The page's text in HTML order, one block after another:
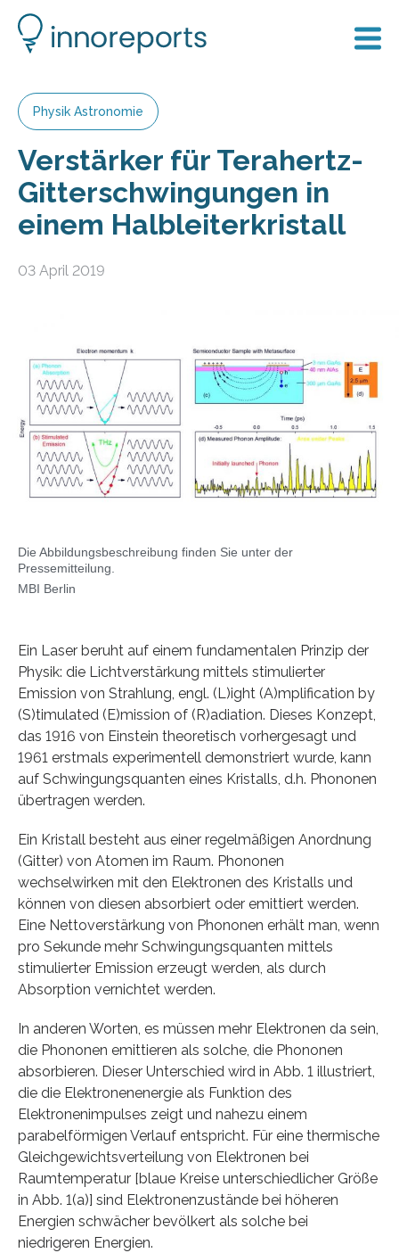
Physik Astronomie
Verstärker für Terahertz-
Gitterschwingungen in
einem Halbleiterkristall
03 April 2019
Die Abbildungsbeschreibung finden Sie unter der
Pressemitteilung.
MBI Berlin
Ein Laser beruht auf einem fundamentalen Prinzip der
Physik: die Lichtverstärkung mittels stimulierter
Emission von Strahlung, engl. (L)ight (A)mplification by
(S)timulated (E)mission of (R)adiation. Dieses Konzept,
das 1916 von Einstein theoretisch vorhergesagt und
1961 erstmals experimentell demonstriert wurde, kann
auf Schwingungsquanten eines Kristalls, d.h. Phononen
übertragen werden.
Ein Kristall besteht aus einer regelmäßigen Anordnung
(Gitter) von Atomen im Raum. Phononen
wechselwirken mit den Elektronen des Kristalls und
können von diesen absorbiert oder emittiert werden.
Eine Nettoverstärkung von Phononen erhält man, wenn
pro Sekunde mehr Schwingungsquanten mittels
stimulierter Emission erzeugt werden, als durch
Absorption vernichtet werden.
In anderen Worten, es müssen mehr Elektronen da sein,
die Phononen emittieren als solche, die Phononen
absorbieren. Dieser Unterschied wird in Abb. 1 illustriert,
die die Elektronenenergie als Funktion des
Elektronenimpulses zeigt und nahezu einem
parabelförmigen Verlauf entspricht. Für eine thermische
Gleichgewichtsverteilung von Elektronen bei
Raumtemperatur [blaue Kreise unterschiedlicher Größe
in Abb. 1(a)] sind Elektronenzustände bei höheren
Energien schwächer bevölkert als solche bei
niedrigeren Energien.